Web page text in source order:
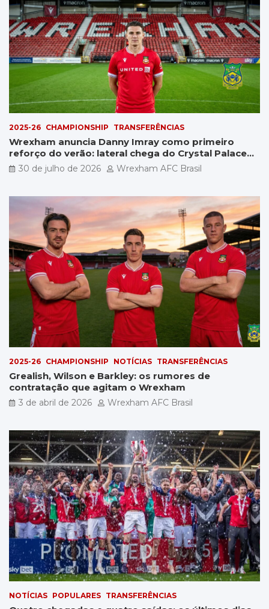
2025-26 CHAMPIONSHIP TRANSFERÊNCIAS
Wrexham anuncia Danny Imray como primeiro
reforço do verão: lateral chega do Crystal Palace
por £5 milhões
30 de julho de 2026 Wrexham AFC Brasil
2025-26 CHAMPIONSHIP NOTÍCIAS TRANSFERÊNCIAS
Grealish, Wilson e Barkley: os rumores de
contratação que agitam o Wrexham
3 de abril de 2026 Wrexham AFC Brasil
NOTÍCIAS POPULARES TRANSFERÊNCIAS